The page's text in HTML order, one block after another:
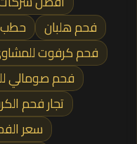
فحم هلبان
حطب
فحم كرفوت
فحم صومالي
تجار فحم
سعر